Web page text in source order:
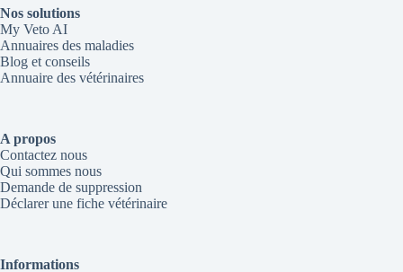
Nos solutions
My Veto AI
Annuaires des maladies
Blog et conseils
Annuaire des vétérinaires
A propos
Contactez nous
Qui sommes nous
Demande de suppression
Déclarer une fiche vétérinaire
Informations